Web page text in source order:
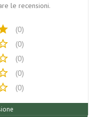
le recensioni.
(0)
(0)
(0)
(0)
(0)